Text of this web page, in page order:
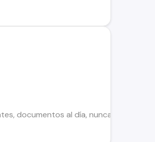
documentos al día, nunca chocado,